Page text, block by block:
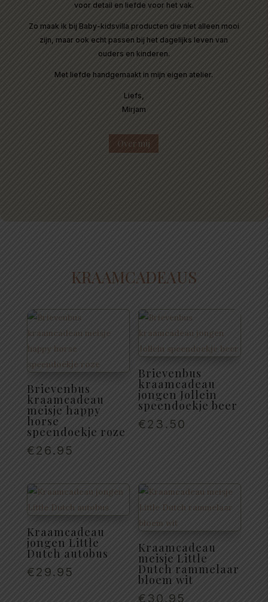
voor detail en liefde voor het vak.
Zo maak ik bij Baby-kidsvilla producten die niet alleen mooi
zijn, maar ook echt passen bij het dagelijks leven van
ouders en kinderen.
Met liefde handgemaakt in mijn eigen atelier.
Liefs,
Mirjam
Over mij
KRAAMCADEAUS
Brievenbus
kraamcadeau
meisje happy
horse
speendoekje roze
€26.95
Brievenbus
kraamcadeau
jongen Jollein
speendoekje beer
€23.50
Kraamcadeau
jongen Little
Dutch autobus
€29.95
Kraamcadeau
meisje Little
Dutch rammelaar
bloem wit
€ 30.95